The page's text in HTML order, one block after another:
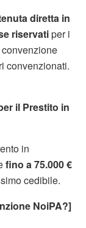
diretta in
riservatiper i
convenzionati.
il Prestito in
in
fino a 75.000 €
cedibile.
NoiPA?]